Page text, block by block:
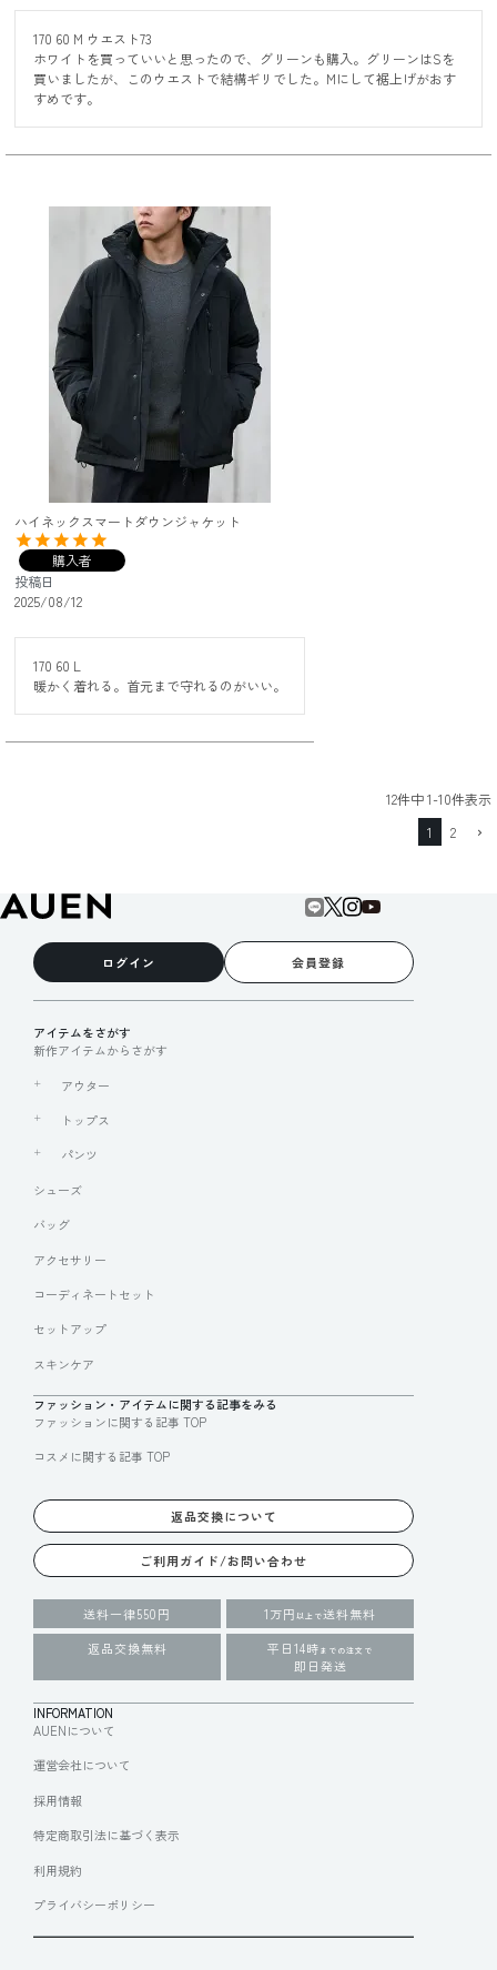
170 60 M ウエスト73
ホワイトを買っていいと思ったので、グリーンも購入。グリーンはSを
買いましたが、このウエストで結構ギリでした。Mにして裾上げがおす
すめです。
ハイネックスマートダウンジャケット
購入者
投稿日
2025/08/12
170 60 L
暖かく着れる。首元まで守れるのがいい。
12件中1-10件表示
1
2
ログイン 会員登録
アイテムをさがす
新作アイテムからさがす
アウター
トップス
パンツ
シューズ
バッグ
アクセサリー
コーディネートセット
セットアップ
スキンケア
ファッション・アイテムに関する記事をみる
ファッションに関する記事 TOP
コスメに関する記事 TOP
返品交換について
ご利用ガイド/お問い合わせ
送料一律550円 1万円 以上で送料無料
返品交換無料
平日14時 までの注文で
即日発送
INFORMATION
AUENについて
運営会社について
採用情報
特定商取引法に基づく表示
利用規約
プライバシーポリシー